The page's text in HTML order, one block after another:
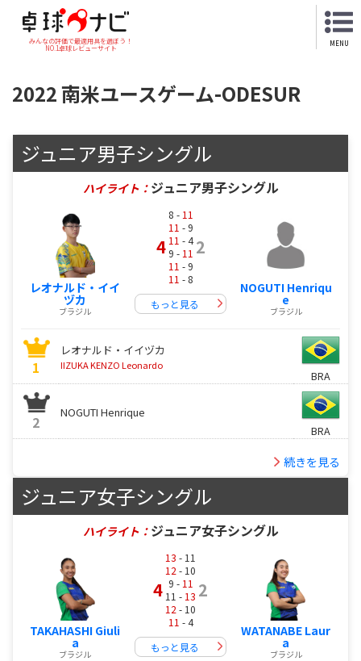
みんなの評価で最適用具を選ぼう！
NO.1卓球レビューサイト
MENU
2022 南米ユースゲーム-ODESUR
ジュニア男子シングル
ハイライト： ジュニア男子シングル
レオナルド・イイ
ヅカ
ブラジル
4
8 - 11
11 - 9
11 - 4
9 - 11
11 - 9
11 - 8
2
もっと見る
NOGUTI Henriqu
e
ブラジル
1
レオナルド・イイヅカ
IIZUKA KENZO Leonardo
BRA
2
NOGUTI Henrique
BRA
続きを見る
ジュニア女子シングル
ハイライト： ジュニア女子シングル
TAKAHASHI Giuli
a
ブラジル
4
13 - 11
12 - 10
9 - 11
11 - 13
12 - 10
11 - 4
2
もっと見る
WATANABE Laur
a
ブラジル